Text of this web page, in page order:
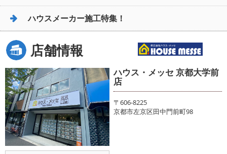
ハウスメーカー施工特集！
店舗情報
ハウス・メッセ 京都大学前
店
〒606-8225
京都市左京区田中門前町98